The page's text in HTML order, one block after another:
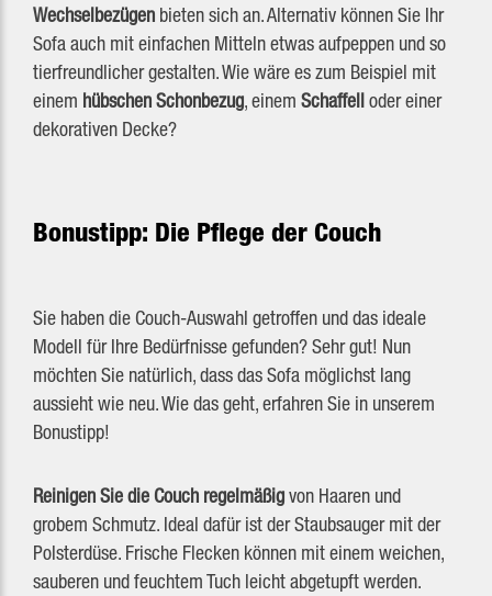
Wechselbezügen bieten sich an. Alternativ können Sie Ihr
Sofa auch mit einfachen Mitteln etwas aufpeppen und so
tierfreundlicher gestalten. Wie wäre es zum Beispiel mit
einem hübschen Schonbezug, einem Schaffelloder einer
dekorativen Decke?
Bonustipp: Die Pflege der Couch
Sie haben die Couch-Auswahl getroffen und das ideale
Modell für Ihre Bedürfnisse gefunden? Sehr gut! Nun
möchten Sie natürlich, dass das Sofa möglichst lang
aussieht wie neu. Wie das geht, erfahren Sie in unserem
Bonustipp!
Reinigen Sie die Couch regelmäßigvon Haaren und
grobem Schmutz. Ideal dafür ist der Staubsauger mit der
Polsterdüse. Frische Flecken können mit einem weichen,
sauberen und feuchtem Tuch leicht abgetupft werden.